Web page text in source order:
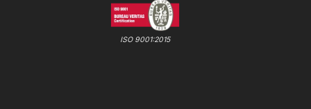
ISO 9001:2015